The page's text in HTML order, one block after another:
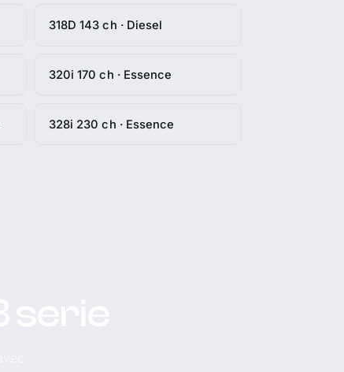
318D 143 ch · Diesel
320i 170 ch · Essence
328i 230 ch · Essence